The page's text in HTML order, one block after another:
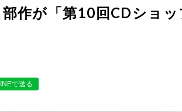
作が「第10回CDショ
で送る